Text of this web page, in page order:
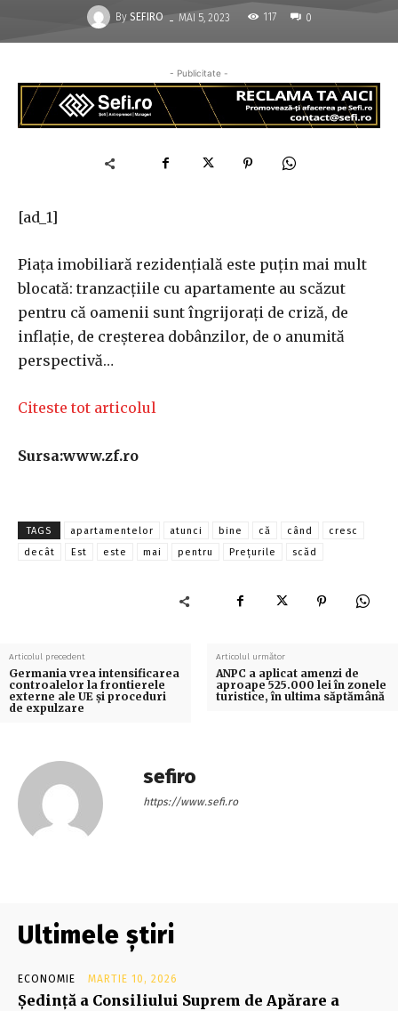
By SEFIRO - MAI 5, 2023 117 0
- Publicitate -
[ad_1]
Piaţa imobiliară rezidenţială este puţin mai mult
blocată: tranzacţiile cu apartamente au scăzut
pentru că oamenii sunt îngrijoraţi de criză, de
inflaţie, de creşterea dobânzilor, de o anumită
perspectivă…
Citeste tot articolul
Sursa:www.zf.ro
TAGS apartamentelor atunci bine că când
cresc
decât
Est este mai pentru Preţurile scăd
Articolul precedent
Germania vrea intensificarea
controalelor la frontierele
externe ale UE şi proceduri
de expulzare
Articolul următor
ANPC a aplicat amenzi de
aproape 525.000 lei în zonele
turistice, în ultima săptămână
sefiro
https://www.sefi.ro
Ultimele știri
ECONOMIE MARTIE 10, 2026
Şedinţă a Consiliului Suprem de Apărare a